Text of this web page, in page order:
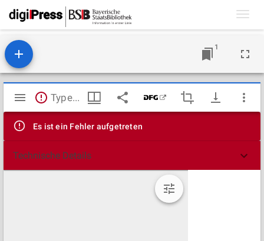
1
Mirador
Viewer
TypeError: Failed to fetch
Es ist ein Fehler aufgetreten
Technische Details